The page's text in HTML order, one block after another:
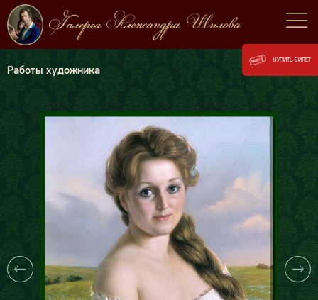
Работы художника
КУПИТЬ БИЛЕТ